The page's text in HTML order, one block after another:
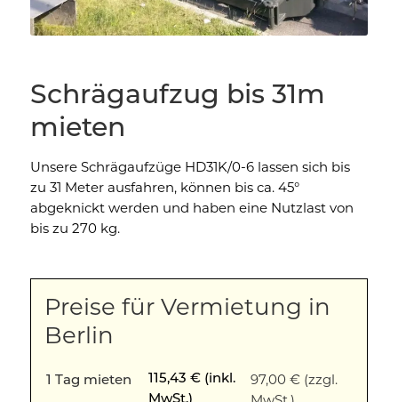
Schrägaufzug bis 31m
mieten
Unsere Schrägaufzüge HD31K/0-6 lassen sich bis
zu 31 Meter ausfahren, können bis ca. 45°
abgeknickt werden und haben eine Nutzlast von
bis zu 270 kg.
Preise für Vermietung in
Berlin
1 Tag mieten
115,43 € (inkl.
97,00 € (zzgl.